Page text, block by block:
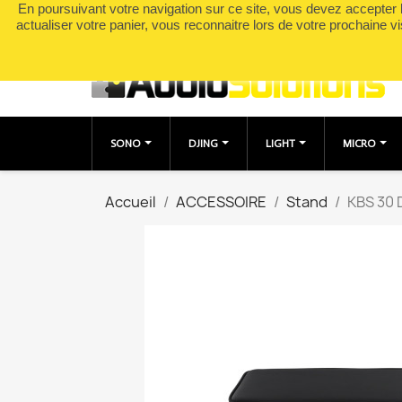
En poursuivant votre navigation sur ce site, vous devez
actualiser votre panier, vous reconnaitre lors de votre prochaine
Appelez-nous :0490049895
SONO DJING LIGHT MICRO
Accueil ACCESSOIRE Stand KBS 30